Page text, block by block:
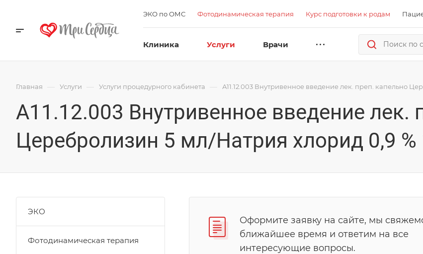
ЭКО по ОМС Фотодинамическая терапия Курс подготовки к родам
Клиника Услуги Врачи
Главная — Услуги — Услуги процедурного кабинета — А11.12.003 Внутривенное введение лек. преп. капельно
А11.12.003 Внутривенное введение лек.
Церебролизин 5 мл/Натрия хлорид 0,9
Оформите заявку на сайте, мы
ближайшее время и ответим на все
интересующие вопросы.
ЭКО
Фотодинамическая терапия